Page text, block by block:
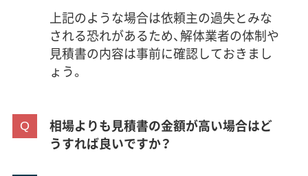
上記のような場合は依頼主の過失とみな
される恐れがあるため、解体業者の体制や
見積書の内容は事前に確認しておきまし
ょう。
相場よりも見積書の金額が高い場合はど
うすれば良いですか？